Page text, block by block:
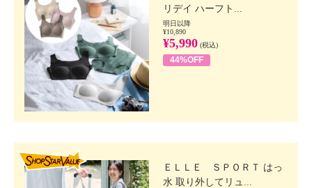
リデイ ハーフト...
明日以降
¥10,890
¥5,990 (税込)
44%OFF
ＥＬＬＥ ＳＰＯＲＴ はっ
水 取り外してリュ...